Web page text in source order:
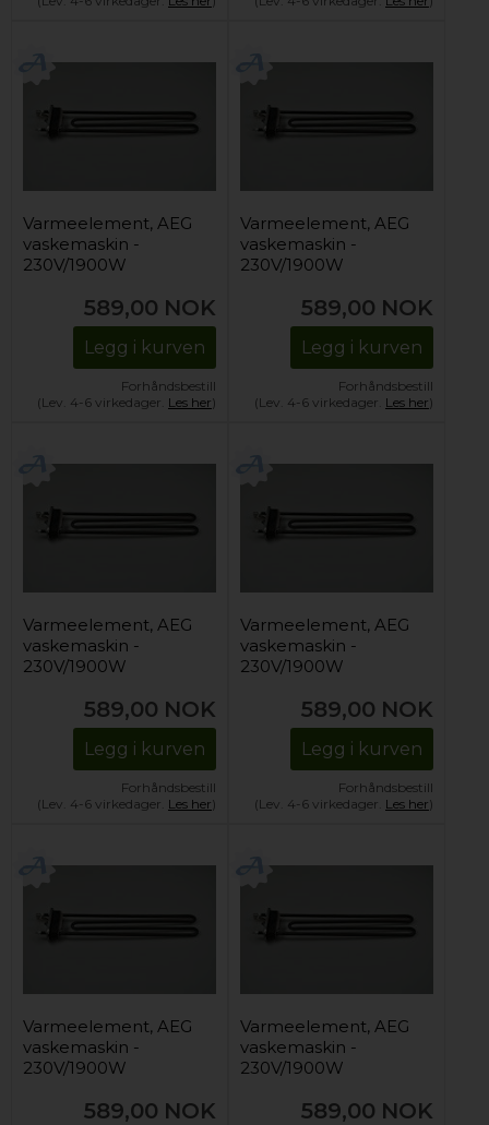
Varmeelement, AEG
vaskemaskin -
230V/1900W
589,00 NOK
Legg i kurven
Forhåndsbestill
(Lev. 4-6 virkedager. Les her)
Varmeelement, AEG
vaskemaskin -
230V/1900W
589,00 NOK
Legg i kurven
Forhåndsbestill
(Lev. 4-6 virkedager. Les her)
Varmeelement, AEG
vaskemaskin -
230V/1900W
589,00 NOK
Legg i kurven
Forhåndsbestill
(Lev. 4-6 virkedager. Les her)
Varmeelement, AEG
vaskemaskin -
230V/1900W
589,00 NOK
Legg i kurven
Forhåndsbestill
(Lev. 4-6 virkedager. Les her)
Varmeelement, AEG
vaskemaskin -
230V/1900W
589,00 NOK
Varmeelement, AEG
vaskemaskin -
230V/1900W
589,00 NOK